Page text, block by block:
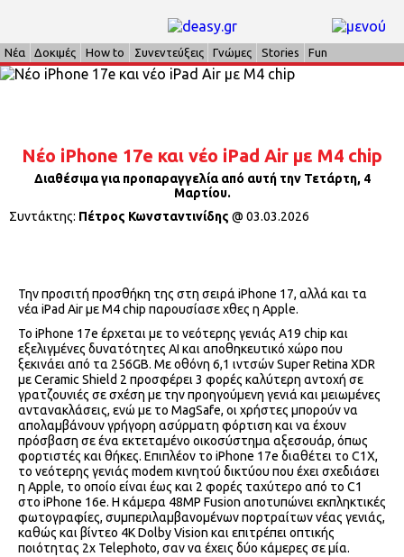
Νέα Δοκιμές How to Συνεντεύξεις Γνώμες Stories Fun
Nέο iPhone 17e και νέο iPad Air με Μ4 chip
Διαθέσιμα για προπαραγγελία από αυτή την Τετάρτη, 4
Μαρτίου.
Συντάκτης: Πέτρος Κωνσταντινίδης @ 03.03.2026
Την προσιτή προσθήκη της στη σειρά iPhone 17, αλλά και τα
νέα iPad Air με Μ4 chip παρουσίασε χθες η Apple.
Το iPhone 17e έρχεται με το νεότερης γενιάς Α19 chip και
εξελιγμένες δυνατότητες ΑΙ και αποθηκευτικό χώρο που
ξεκινάει από τα 256GB. Mε οθόνη 6,1 ιντσών Super Retina XDR
με Ceramic Shield 2 προσφέρει 3 φορές καλύτερη αντοχή σε
γρατζουνιές σε σχέση με την προηγούμενη γενιά και μειωμένες
αντανακλάσεις, ενώ με το MagSafe, οι χρήστες μπορούν να
απολαμβάνουν γρήγορη ασύρματη φόρτιση και να έχουν
πρόσβαση σε ένα εκτεταμένο οικοσύστημα αξεσουάρ, όπως
φορτιστές και θήκες. Επιπλέον το iPhone 17e διαθέτει το C1X,
το νεότερης γενιάς modem κινητού δικτύου που έχει σχεδιάσει
η Apple, το οποίο είναι έως και 2 φορές ταχύτερο από το C1
στο iPhone 16e. Η κάμερα 48MP Fusion αποτυπώνει εκπληκτικές
φωτογραφίες, συμπεριλαμβανομένων πορτραίτων νέας γενιάς,
καθώς και βίντεο 4K Dolby Vision και επιτρέπει οπτικής
ποιότητας 2x Telephoto, σαν να έχεις δύο κάμερες σε μία.